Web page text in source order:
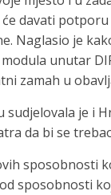
davati
Naglasio je
unutar
zamah u
je i
da bi se
sposobnosti
sposobnosti